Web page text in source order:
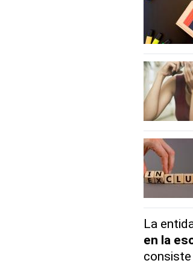
La
en la
consiste